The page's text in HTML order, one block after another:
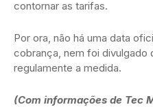
contornar as tarifas.
Por ora, não há uma data
cobrança, nem foi divulgado
regulamente a medida.
(Com informações de Tec